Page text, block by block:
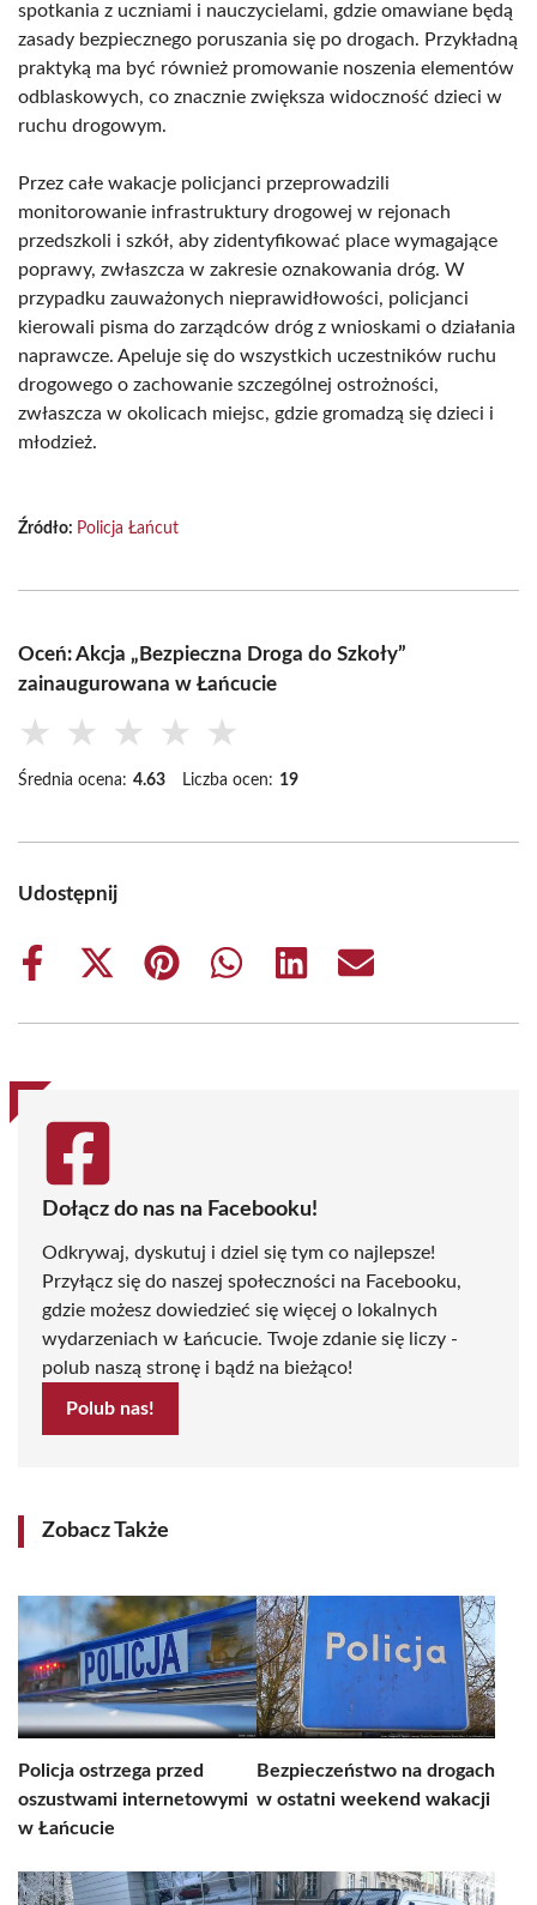
spotkania z uczniami i nauczycielami, gdzie omawiane będą
zasady bezpiecznego poruszania się po drogach. Przykładną
praktyką ma być również promowanie noszenia elementów
odblaskowych, co znacznie zwiększa widoczność dzieci w
ruchu drogowym.
Przez całe wakacje policjanci przeprowadzili
monitorowanie infrastruktury drogowej w rejonach
przedszkoli i szkół, aby zidentyfikować place wymagające
poprawy, zwłaszcza w zakresie oznakowania dróg. W
przypadku zauważonych nieprawidłowości, policjanci
kierowali pisma do zarządców dróg z wnioskami o działania
naprawcze. Apeluje się do wszystkich uczestników ruchu
drogowego o zachowanie szczególnej ostrożności,
zwłaszcza w okolicach miejsc, gdzie gromadzą się dzieci i
młodzież.
Źródło: Policja Łańcut
Oceń: Akcja „Bezpieczna Droga do Szkoły”
zainaugurowana w Łańcucie
★ ★ ★ ★ ★
Średnia ocena: 4.63 Liczba ocen: 19
Udostępnij
Share
Share
(Twitter)
Share
Share
Share
Share
Dołącz do nas na Facebooku!
Odkrywaj, dyskutuj i dziel się tym co najlepsze!
Przyłącz się do naszej społeczności na Facebooku,
gdzie możesz dowiedzieć się więcej o lokalnych
wydarzeniach w Łańcucie. Twoje zdanie się liczy -
polub naszą stronę i bądź na bieżąco!
Polub nas!
Zobacz Także
Policja ostrzega przed
oszustwami internetowymi
w Łańcucie
Bezpieczeństwo na drogach
w ostatni weekend wakacji